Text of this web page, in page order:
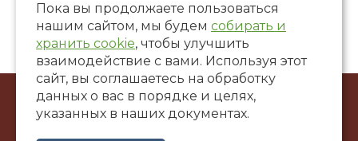
© ООО Художественная галерея «САНТАЛ», 2002-2026
г. Краснодар, ул. Коммунаров, 58
santalgallery@yandex.ru
Пока вы продолжаете пользоваться
нашим сайтом, мы будем собирать и
хранить cookie, чтобы улучшить
взаимодействие с вами. Используя этот
сайт, вы соглашаетесь на обработку
данных о вас в порядке и целях,
указанных в наших документах.